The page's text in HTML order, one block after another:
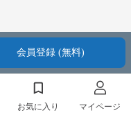
会員登録 (無料)
お気に入り マイページ